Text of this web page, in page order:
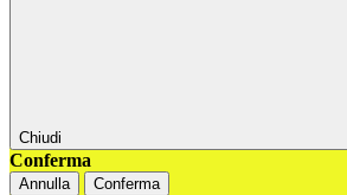
Chiudi
Conferma
Annulla Conferma